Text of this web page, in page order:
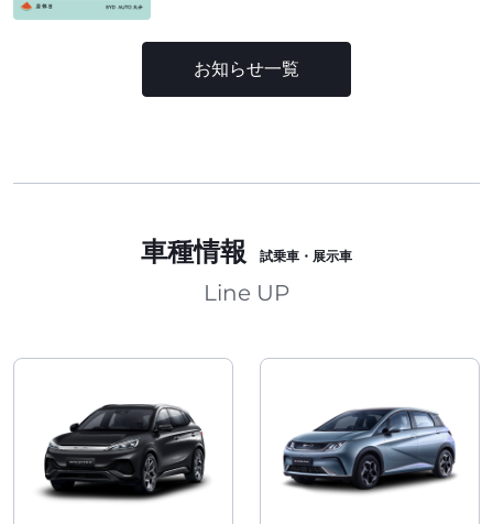
お知らせ一覧
車種情報 試乗車・展示車
Line UP